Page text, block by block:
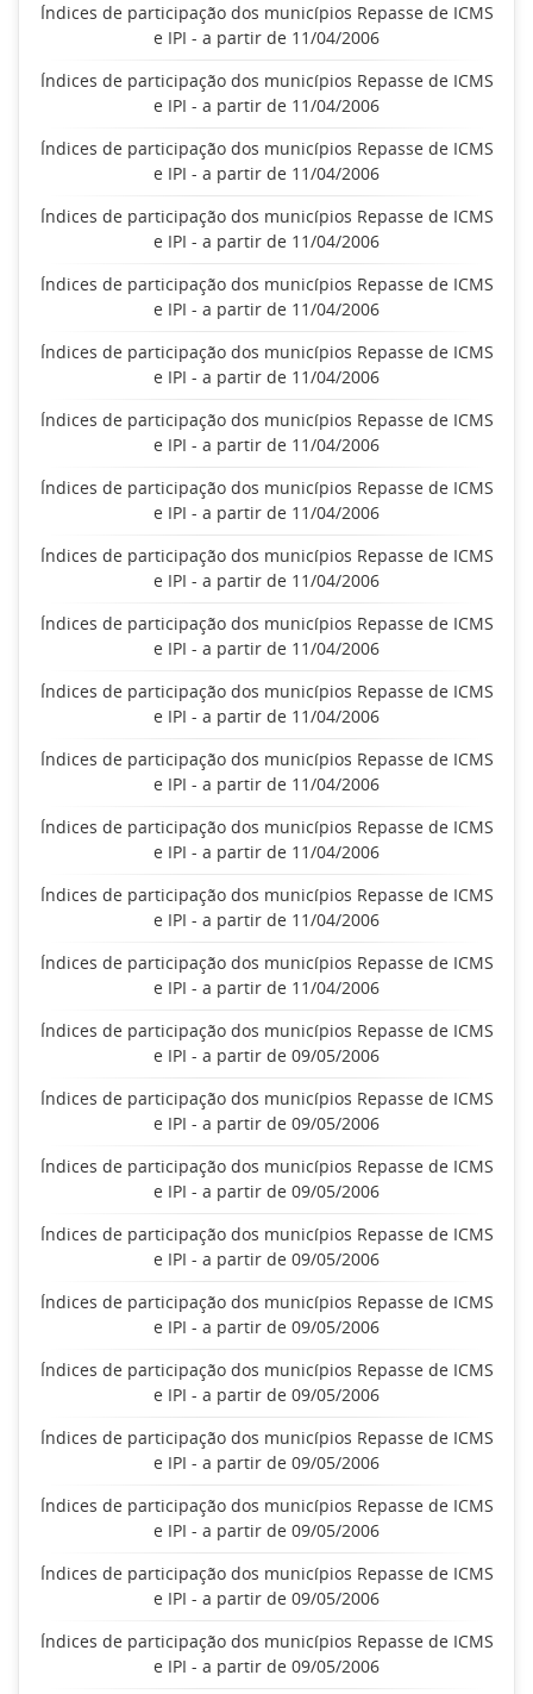
Índices de participação dos municípios Repasse de ICMS
e IPI - a partir de 11/04/2006
Índices de participação dos municípios Repasse de ICMS
e IPI - a partir de 11/04/2006
Índices de participação dos municípios Repasse de ICMS
e IPI - a partir de 11/04/2006
Índices de participação dos municípios Repasse de ICMS
e IPI - a partir de 11/04/2006
Índices de participação dos municípios Repasse de ICMS
e IPI - a partir de 11/04/2006
Índices de participação dos municípios Repasse de ICMS
e IPI - a partir de 11/04/2006
Índices de participação dos municípios Repasse de ICMS
e IPI - a partir de 11/04/2006
Índices de participação dos municípios Repasse de ICMS
e IPI - a partir de 11/04/2006
Índices de participação dos municípios Repasse de ICMS
e IPI - a partir de 11/04/2006
Índices de participação dos municípios Repasse de ICMS
e IPI - a partir de 11/04/2006
Índices de participação dos municípios Repasse de ICMS
e IPI - a partir de 11/04/2006
Índices de participação dos municípios Repasse de ICMS
e IPI - a partir de 11/04/2006
Índices de participação dos municípios Repasse de ICMS
e IPI - a partir de 11/04/2006
Índices de participação dos municípios Repasse de ICMS
e IPI - a partir de 11/04/2006
Índices de participação dos municípios Repasse de ICMS
e IPI - a partir de 11/04/2006
Índices de participação dos municípios Repasse de ICMS
e IPI - a partir de 09/05/2006
Índices de participação dos municípios Repasse de ICMS
e IPI - a partir de 09/05/2006
Índices de participação dos municípios Repasse de ICMS
e IPI - a partir de 09/05/2006
Índices de participação dos municípios Repasse de ICMS
e IPI - a partir de 09/05/2006
Índices de participação dos municípios Repasse de ICMS
e IPI - a partir de 09/05/2006
Índices de participação dos municípios Repasse de ICMS
e IPI - a partir de 09/05/2006
Índices de participação dos municípios Repasse de ICMS
e IPI - a partir de 09/05/2006
Índices de participação dos municípios Repasse de ICMS
e IPI - a partir de 09/05/2006
Índices de participação dos municípios Repasse de ICMS
e IPI - a partir de 09/05/2006
Índices de participação dos municípios Repasse de ICMS
e IPI - a partir de 09/05/2006